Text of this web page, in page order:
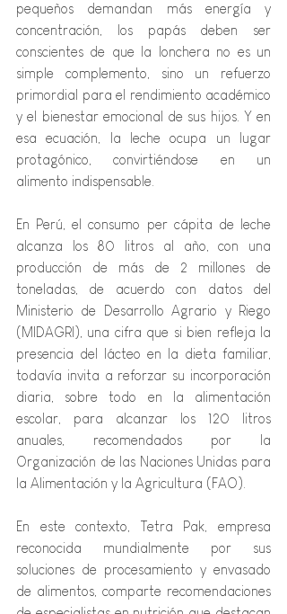
pequeños demandan más energía y
concentración, los papás deben ser
conscientes de que la lonchera no es un
simple complemento, sino un refuerzo
primordial para el rendimiento académico
y el bienestar emocional de sus hijos. Y en
esa ecuación, la leche ocupa un lugar
protagónico, convirtiéndose en un
alimento indispensable.
En Perú, el consumo per cápita de leche
alcanza los 80 litros al año, con una
producción de más de 2 millones de
toneladas, de acuerdo con datos del
Ministerio de Desarrollo Agrario y Riego
(MIDAGRI), una cifra que si bien refleja la
presencia del lácteo en la dieta familiar,
todavía invita a reforzar su incorporación
diaria, sobre todo en la alimentación
escolar, para alcanzar los 120 litros
anuales, recomendados por la
Organización de las Naciones Unidas para
la Alimentación y la Agricultura (FAO).
En este contexto, Tetra Pak, empresa
reconocida mundialmente por sus
soluciones de procesamiento y envasado
de alimentos, comparte recomendaciones